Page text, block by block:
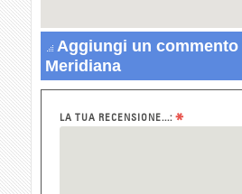
Aggiungi un
Meridiana
LA TUA RECENSIONE...: *